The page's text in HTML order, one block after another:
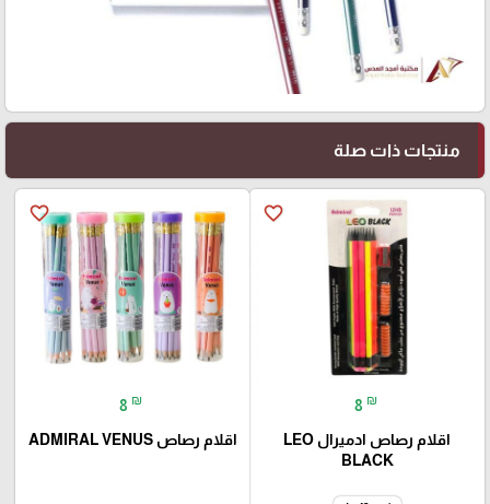
منتجات ذات صلة
favorite_border
8 ₪
اقلام رصاص ادميرال LEO
BLACK
favorite_border
8 ₪
اقلام رصاص ADMIRAL VENUS